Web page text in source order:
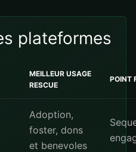
plateformes
MEILLEUR USAGE
RESCUE
POINT
Adoption,
foster, dons
et benevoles